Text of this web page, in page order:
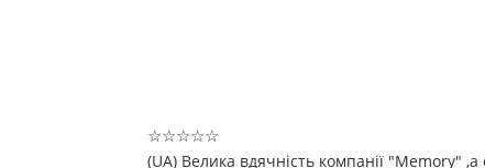
☆☆☆☆☆
(UA) Велика вдячність компанії "Memory"